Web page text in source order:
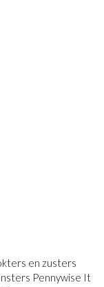
en zusters
Pennywise It